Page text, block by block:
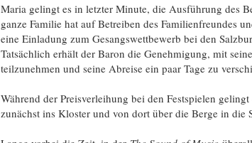
Maria gelingt es in letzter Minute, die Ausführung des
ganze Familie hat auf Betreiben des Familienfreundes
eine Einladung zum Gesangswettbewerb bei den
Tatsächlich erhält der Baron die Genehmigung, mit
teilzunehmen und seine Abreise ein paar Tage zu
Während der Preisverleihung bei den Festspielen
zunächst ins Kloster und von dort über die Berge in die